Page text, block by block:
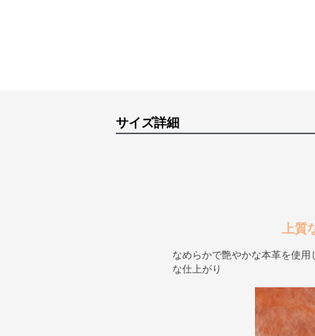
サイズ詳細
上質
なめらかで艶やかな本革を使
な仕上がり